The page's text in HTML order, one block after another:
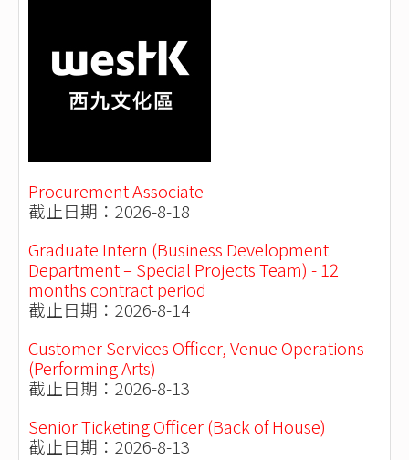
Procurement Associate
截止日期：2026-8-18
Graduate Intern (Business Development
Department – Special Projects Team) - 12
months contract period
截止日期：2026-8-14
Customer Services Officer, Venue Operations
(Performing Arts)
截止日期：2026-8-13
Senior Ticketing Officer (Back of House)
截止日期：2026-8-13